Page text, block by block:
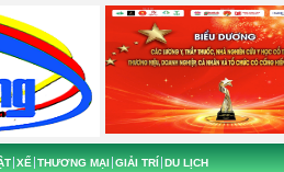
XẾ THƯƠNG MẠI GIẢI TRÍ DU LỊCH